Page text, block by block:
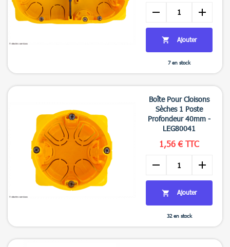

remove add
 Ajouter
7 en stock

Boîte Pour Cloisons
Sèches 1 Poste
Profondeur 40mm -
LEG80041
1,56 € TTC
remove add
 Ajouter
32 en stock